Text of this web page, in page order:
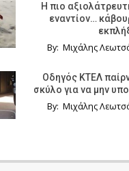
Η πιο
εναντίον…
By: Μιχάλης
Οδηγός KTΕΛ
σκύλο για να μην
By: Μιχάλης